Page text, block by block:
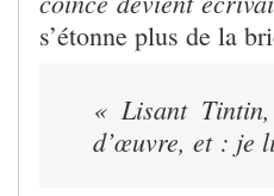
s’étonne plus de la
« Lisant
d’œuvre, et : je